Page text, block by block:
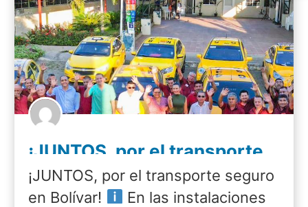
¡JUNTOS, por el transporte
seguro en Bolívar!
¡JUNTOS, por el transporte seguro
en Bolívar!
En las instalaciones